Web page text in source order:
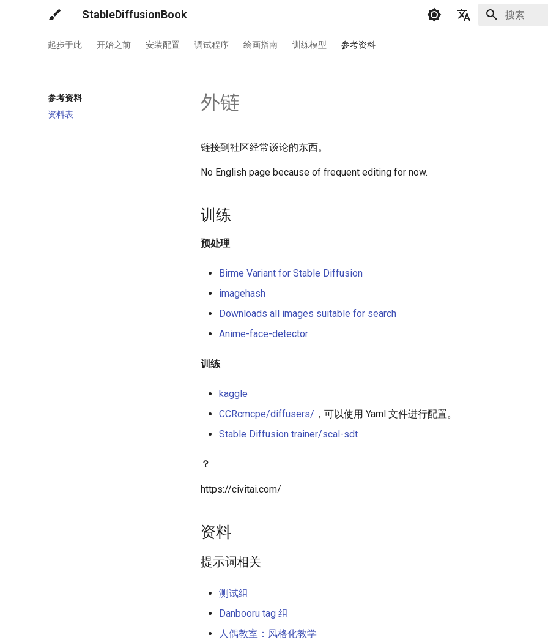
StableDiffusionBook
起步于此 开始之前 安装配置 调试程序 绘画指南 训练模型 参考资料
参考资料
资料表
外链
链接到社区经常谈论的东西。
No English page because of frequent editing for now.
训练
预处理
Birme Variant for Stable Diffusion
imagehash
Downloads all images suitable for search
Anime-face-detector
训练
kaggle
CCRcmcpe/diffusers/ ，可以使用 Yaml 文件进行配置。
Stable Diffusion trainer/scal-sdt
？
https://civitai.com/
资料
提示词相关
测试组
Danbooru tag 组
人偶教室：风格化教学